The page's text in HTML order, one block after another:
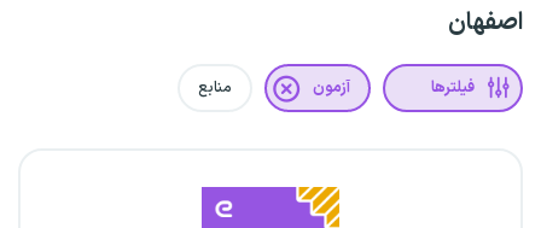
اصفهان
فیلترها آزمون منابع